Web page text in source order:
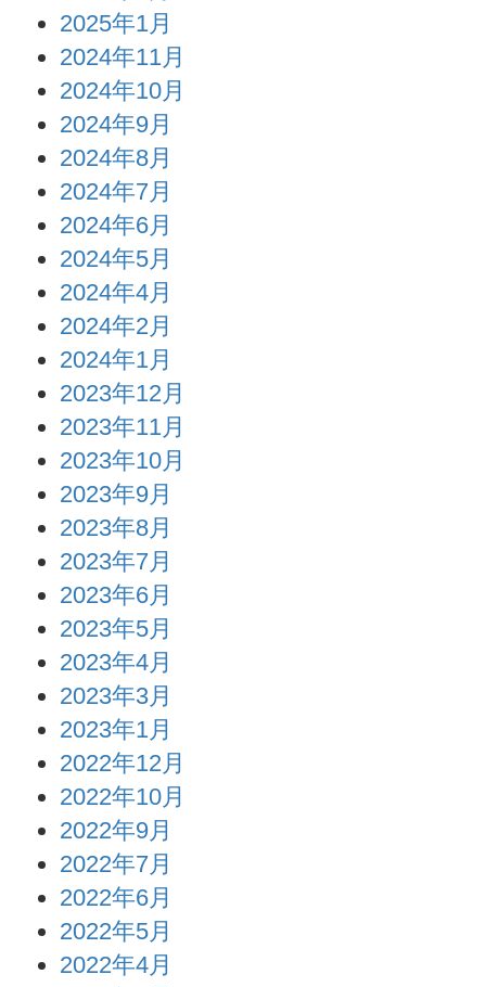
2025年1月
2024年11月
2024年10月
2024年9月
2024年8月
2024年7月
2024年6月
2024年5月
2024年4月
2024年2月
2024年1月
2023年12月
2023年11月
2023年10月
2023年9月
2023年8月
2023年7月
2023年6月
2023年5月
2023年4月
2023年3月
2023年1月
2022年12月
2022年10月
2022年9月
2022年7月
2022年6月
2022年5月
2022年4月